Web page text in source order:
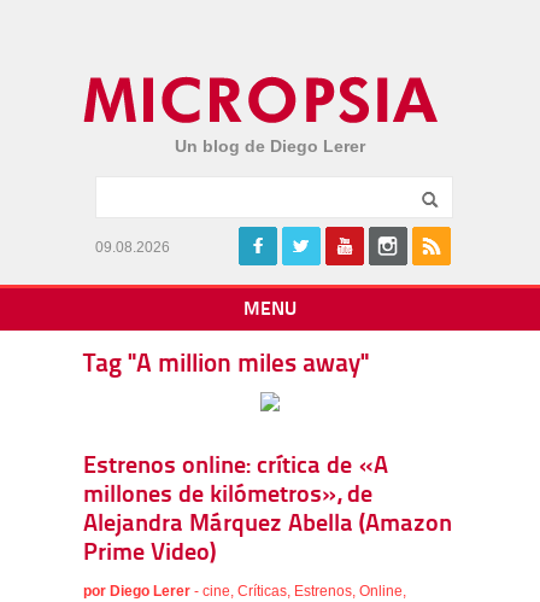
Un blog de Diego Lerer
09.08.2026
MENU
Tag "A million miles away"
Estrenos online: crítica de «A
millones de kilómetros», de
Alejandra Márquez Abella (Amazon
Prime Video)
por Diego Lerer - cine, Críticas, Estrenos, Online,